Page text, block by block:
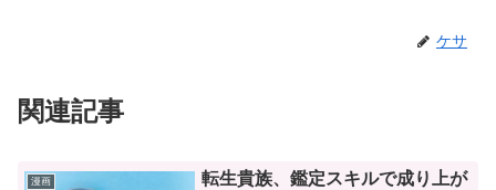
ケサ
関連記事
漫画
転生貴族、鑑定スキルで成り上が